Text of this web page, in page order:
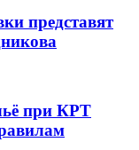
представят
при КРТ